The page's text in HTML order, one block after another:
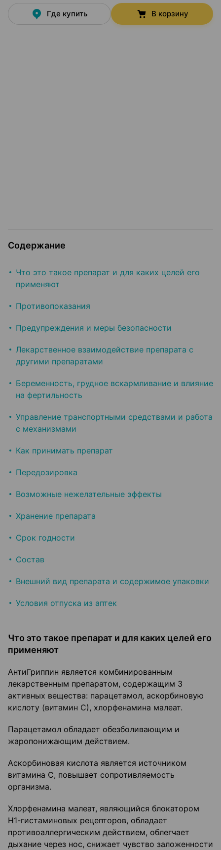
Где купить В корзину
Содержание
Что это такое препарат и для каких целей его
применяют
Противопоказания
Предупреждения и меры безопасности
Лекарственное взаимодействие препарата с
другими препаратами
Беременность, грудное вскармливание и влияние
на фертильность
Управление транспортными средствами и работа
с механизмами
Как принимать препарат
Передозировка
Возможные нежелательные эффекты
Хранение препарата
Срок годности
Состав
Внешний вид препарата и содержимое упаковки
Условия отпуска из аптек
Что это такое препарат и для каких целей его
применяют
АнтиГриппин является комбинированным
лекарственным препаратом, содержащим 3
активных вещества: парацетамол, аскорбиновую
кислоту (витамин С), хлорфенамина малеат.
Парацетамол обладает обезболивающим и
жаропонижающим действием.
Аскорбиновая кислота является источником
витамина С, повышает сопротивляемость
организма.
Хлорфенамина малеат, являющийся блокатором
Н1-гистаминовых рецепторов, обладает
противоаллергическим действием, облегчает
дыхание через нос, снижает чувство заложенности